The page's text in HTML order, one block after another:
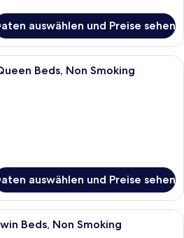
auswählen und Preise sehen
Ein Hotelzimmer mit zwei Betten,
Beds, Non Smoking
auswählen und Preise sehen
Ein Hotelzimmer mit Bett, Bad,
Beds, Non Smoking